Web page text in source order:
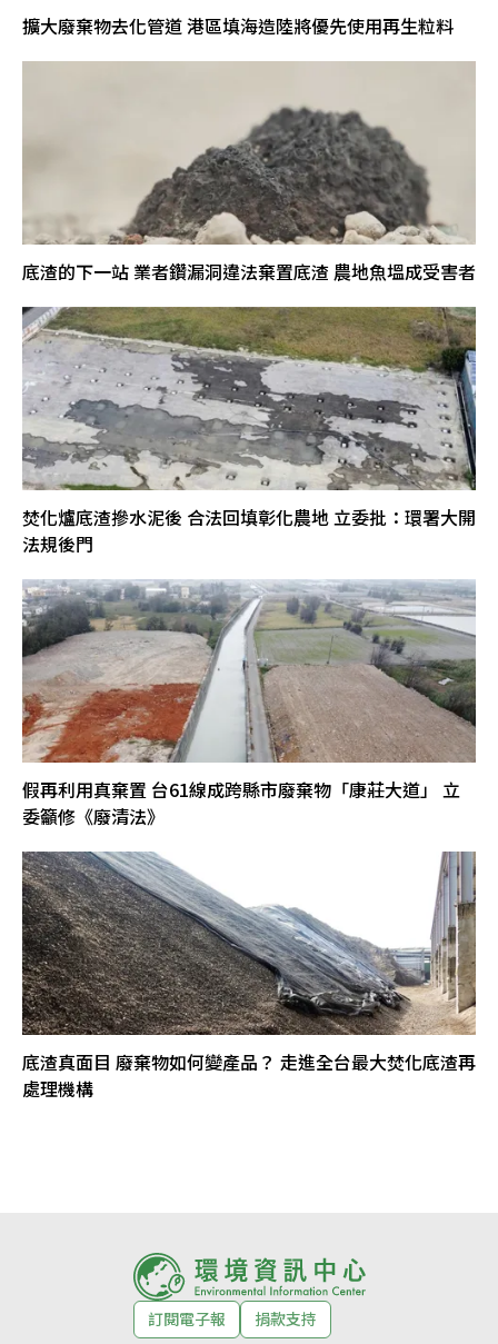
擴大廢棄物去化管道 港區填海造陸將優先使用再生粒料
底渣的下一站 業者鑽漏洞違法棄置底渣 農地魚塭成受害者
焚化爐底渣摻水泥後 合法回填彰化農地 立委批：環署大開
法規後門
假再利用真棄置 台61線成跨縣市廢棄物「康莊大道」 立
委籲修《廢清法》
底渣真面目 廢棄物如何變產品？ 走進全台最大焚化底渣再
處理機構
訂閱電子報
捐款支持